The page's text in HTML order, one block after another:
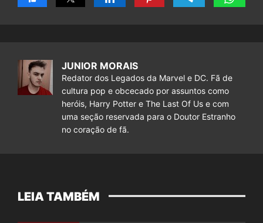
JUNIOR MORAIS
Redator dos Legados da Marvel e DC. Fã de
cultura pop e obcecado por assuntos como
heróis, Harry Potter e The Last Of Us e com
uma seção reservada para o Doutor Estranho
no coração de fã.
LEIA TAMBÉM